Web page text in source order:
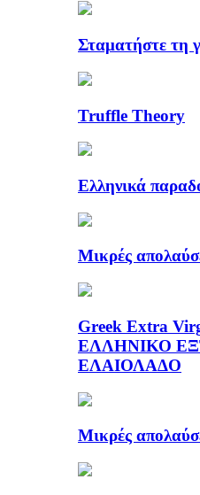
Σταματήστε τη
Truffle Theory
Ελληνικά
Μικρές
Greek Extra
ΕΛΛΗΝΙΚΟ
ΕΛΑΙΟΛΑΔΟ
Μικρές